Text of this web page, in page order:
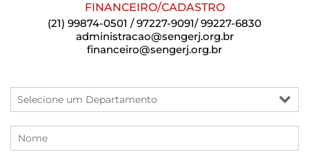
FINANCEIRO/CADASTRO
(21) 99874-0501 / 97227-9091/ 99227-6830
administracao@sengerj.org.br
financeiro@sengerj.org.br